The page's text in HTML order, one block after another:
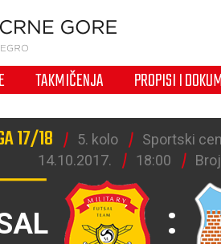
TAKMIČENJA PROPISI I
17/18 5. kolo
Sportski
14.10.2017.
18:00
: